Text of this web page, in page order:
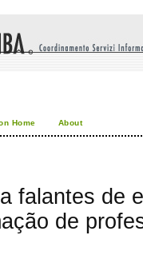
Home About
falantes de
de